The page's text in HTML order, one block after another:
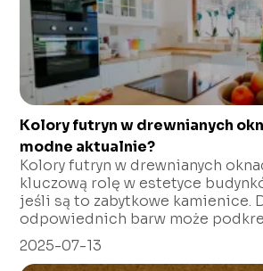
Kolory futryn w drewnianych
modne aktualnie?
Kolory futryn w drewnianych
kluczową rolę w estetyce
jeśli są to zabytkowe kamienice.
odpowiednich barw może
2025-07-13